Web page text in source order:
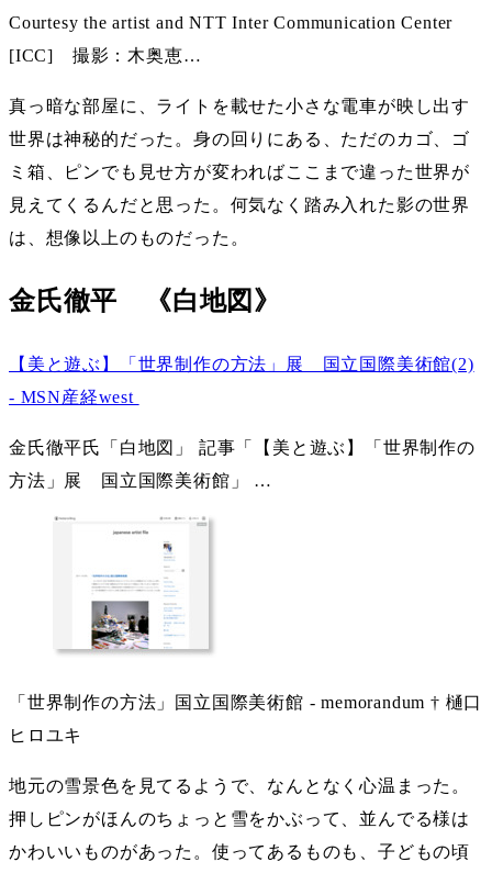
Courtesy the artist and NTT Inter Communication Center
[ICC] 撮影：木奥恵…
真っ暗な部屋に、ライトを載せた小さな電車が映し出す
世界は神秘的だった。身の回りにある、ただのカゴ、ゴ
ミ箱、ピンでも見せ方が変わればここまで違った世界が
見えてくるんだと思った。何気なく踏み入れた影の世界
は、想像以上のものだった。
金氏徹平 《白地図》
【美と遊ぶ】「世界制作の方法」展 国立国際美術館(2)
- MSN産経west
金氏徹平氏「白地図」 記事「【美と遊ぶ】「世界制作の
方法」展 国立国際美術館」 …
「世界制作の方法」国立国際美術館 - memorandum † 樋口
ヒロユキ
地元の雪景色を見てるようで、なんとなく心温まった。
押しピンがほんのちょっと雪をかぶって、並んでる様は
かわいいものがあった。使ってあるものも、子どもの頃